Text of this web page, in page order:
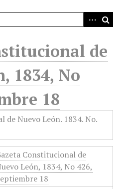
de
1834, No
18
Constitucional de
León, 1834, No 426,
18